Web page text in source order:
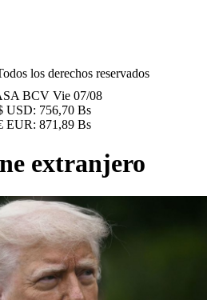
los derechos reservados
BCV Vie 07/08
USD: 756,70 Bs
EUR: 871,89 Bs
extranjero